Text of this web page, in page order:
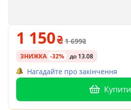
1 150 1 699
ЗНИЖКА -32% до 13.08
Нагадайте про закінчення
Купити